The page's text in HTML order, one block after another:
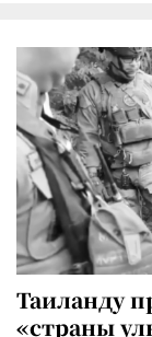
Таиланду
«страны